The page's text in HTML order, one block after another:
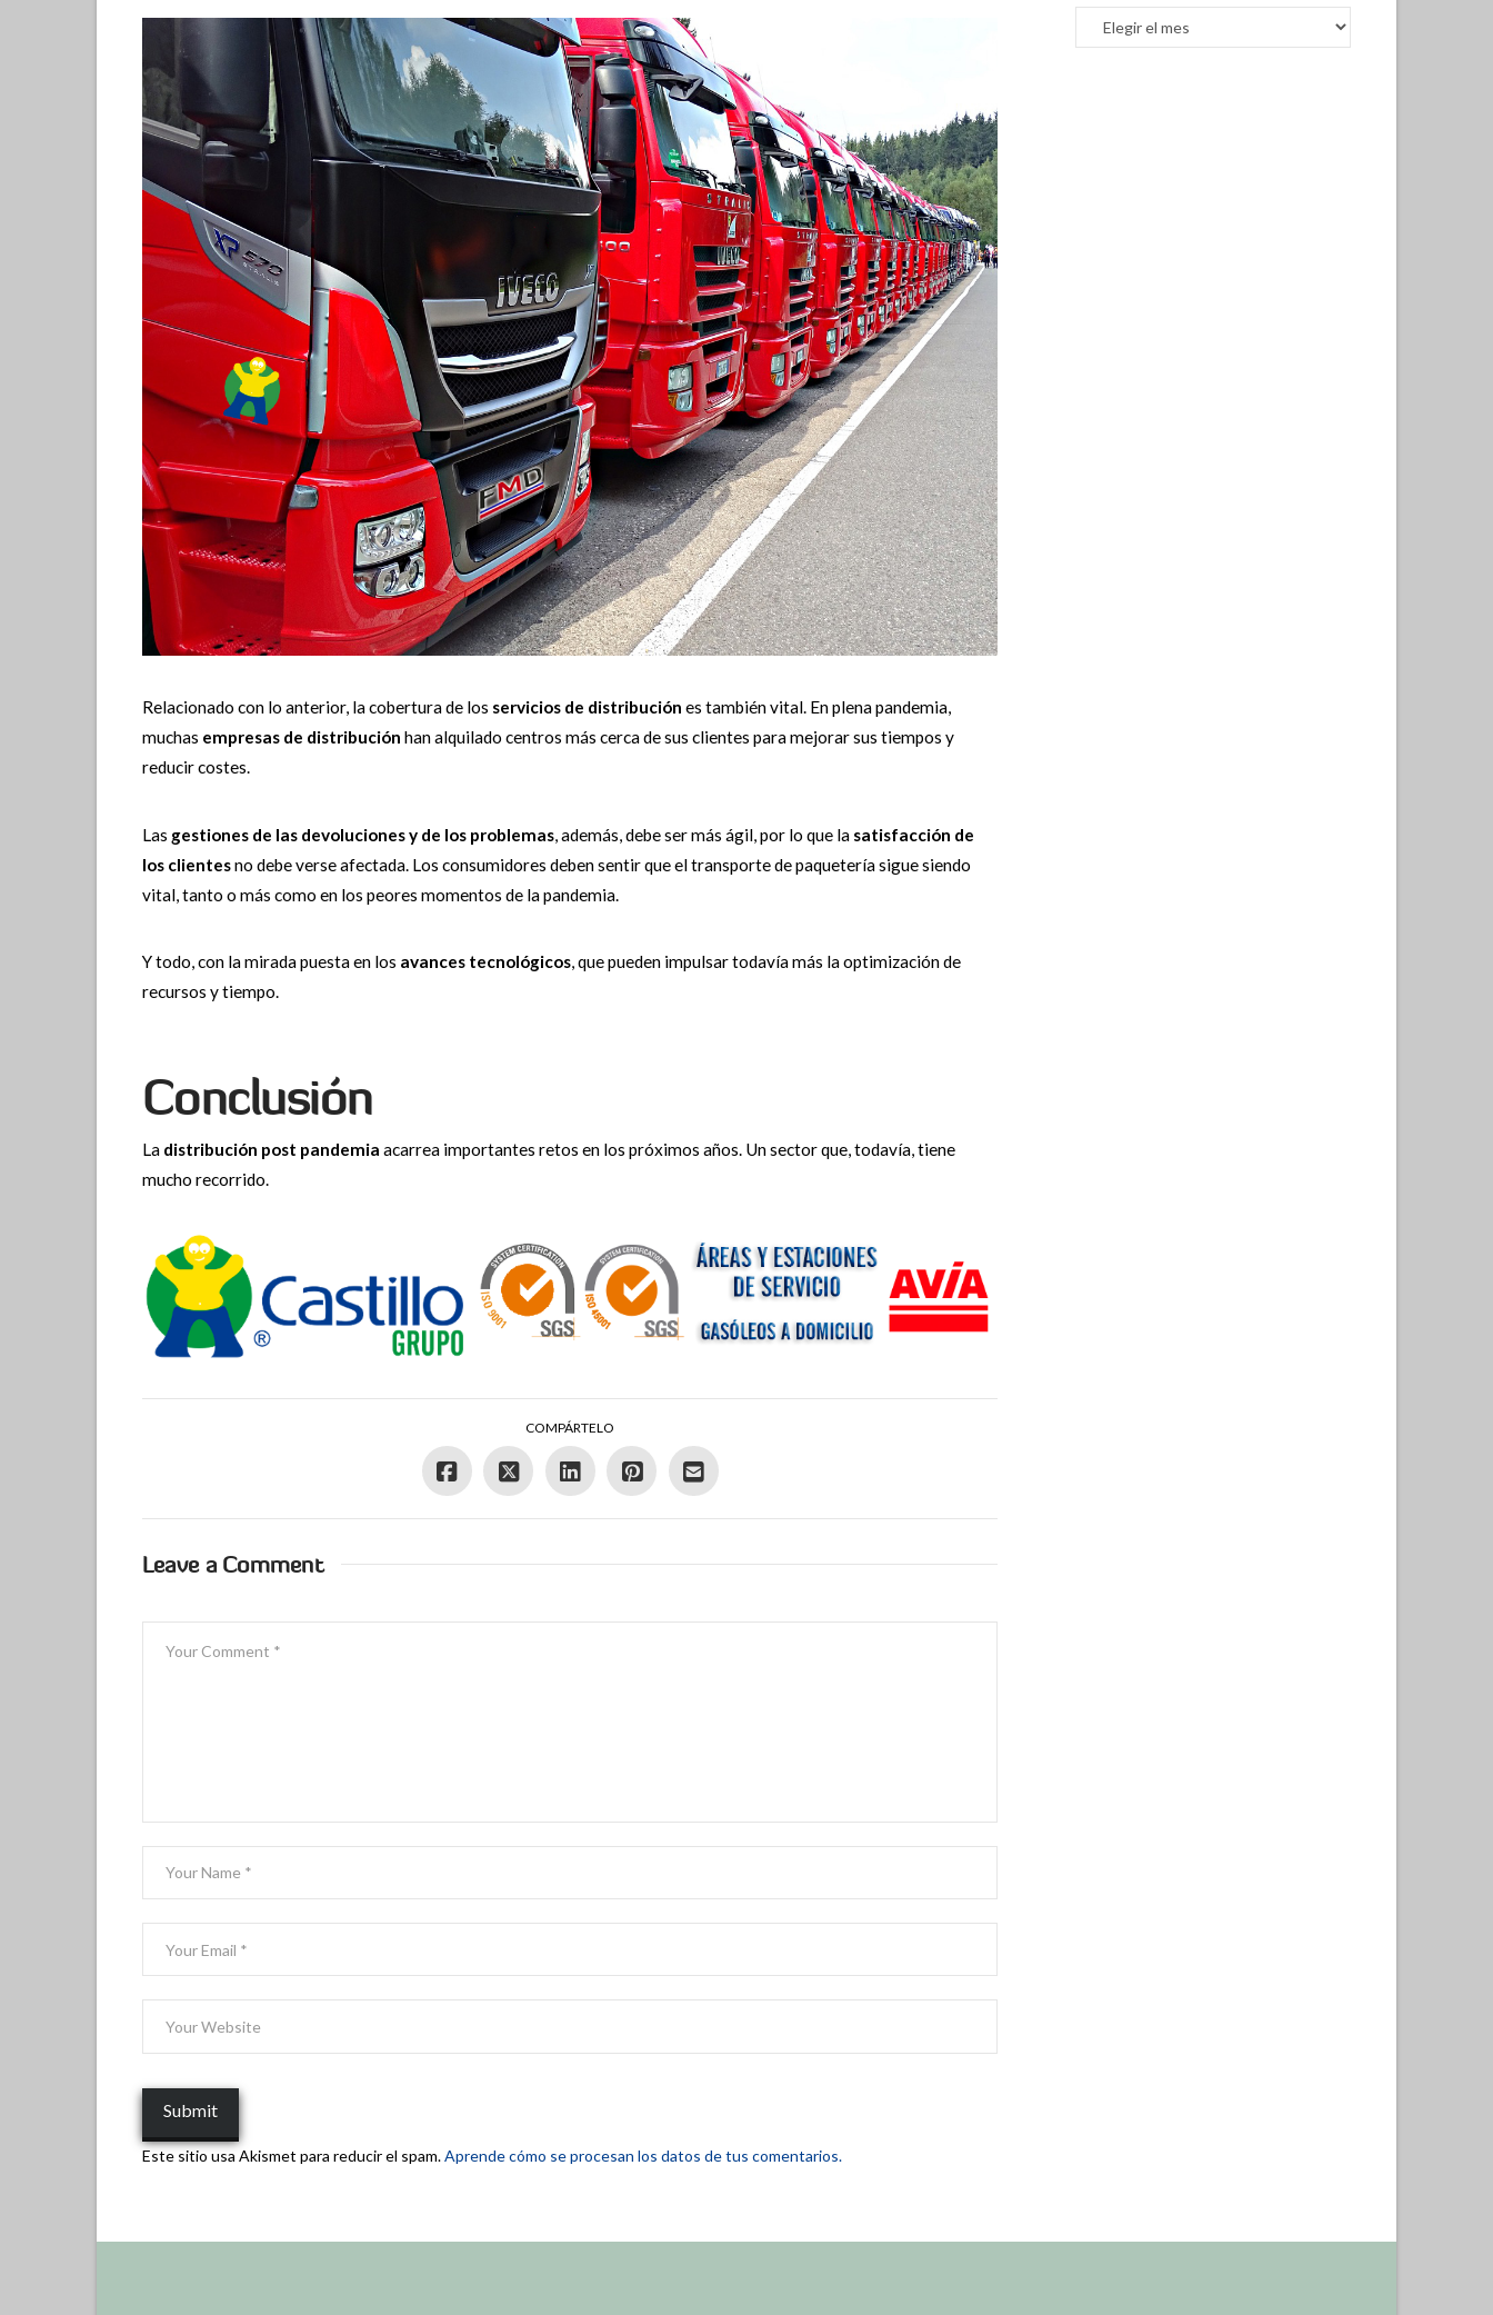
Relacionado con lo anterior, la cobertura de los servicios de distribución es también vital. En plena pandemia,
muchas empresas de distribución han alquilado centros más cerca de sus clientes para mejorar sus tiempos y
reducir costes.
Las gestiones de las devoluciones y de los problemas, además, debe ser más ágil, por lo que lasatisfacción de
los clientesno debe verse afectada. Los consumidores deben sentir que el transporte de paquetería sigue siendo
vital, tanto o más como en los peores momentos de la pandemia.
Y todo, con la mirada puesta en los avances tecnológicos, que pueden impulsar todavía más la optimización de
recursos y tiempo.
Conclusión
La distribución post pandemia acarrea importantes retos en los próximos años. Un sector que, todavía, tiene
mucho recorrido.
COMPÁRTELO
Leave a Comment
Este sitio usa Akismet para reducir el spam.Aprende cómo se procesan los datos de tus comentarios.
Archivos